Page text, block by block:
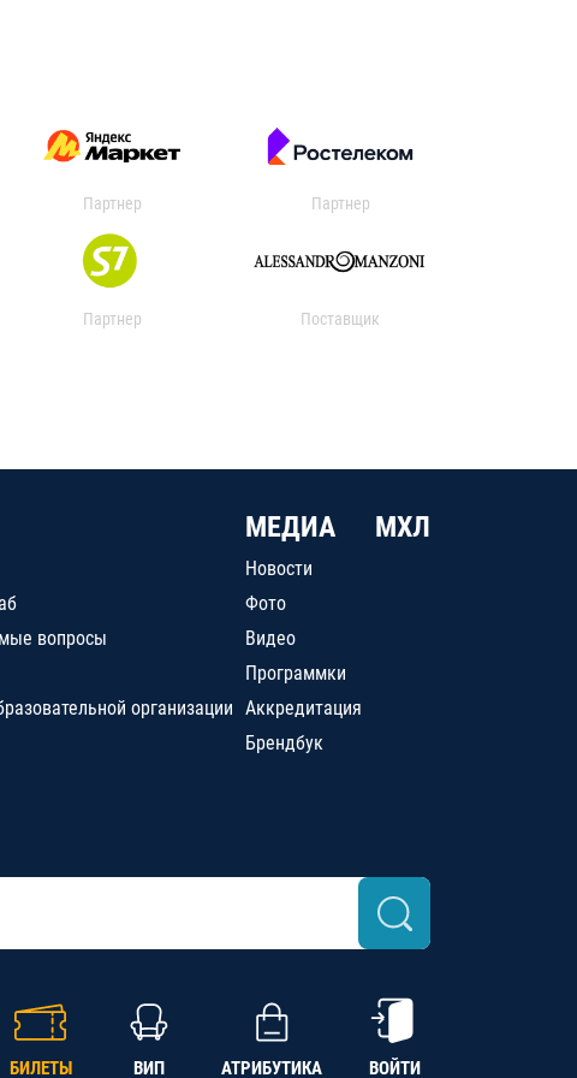
Партнер Партнер
Партнер Поставщик
вопросы
организации
МЕДИА
Новости
Фото
Видео
Программки
Аккредитация
Брендбук
МХЛ
БИЛЕТЫ ВИП АТРИБУТИКА ВОЙТИ